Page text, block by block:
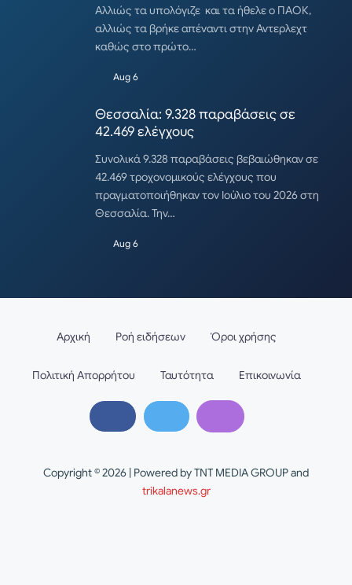
Αλλιώς τα υπολόγιζε και τα ήθελε ο ΠΑΟΚ,
αλλιώς τα βρήκε απέναντι στην Αντερλεχτ
καθώς στο πρώτο…
Aug 6
Θεσσαλία: 9.328 παραβάσεις σε
42.469 ελέγχους
Συνολικά 9.328 παραβάσεις βεβαιώθηκαν σε
42.469 τροχονομικούς ελέγχους που
πραγματοποιήθηκαν τον Ιούλιο του 2026 στη
Θεσσαλία. Την…
Aug 6
Copyright © 2026 | Powered by TNT MEDIA GROUP and
trikalanews.gr
Αρχική Ροή ειδήσεων Όροι χρήσης
Πολιτική Απορρήτου Ταυτότητα Επικοινωνία